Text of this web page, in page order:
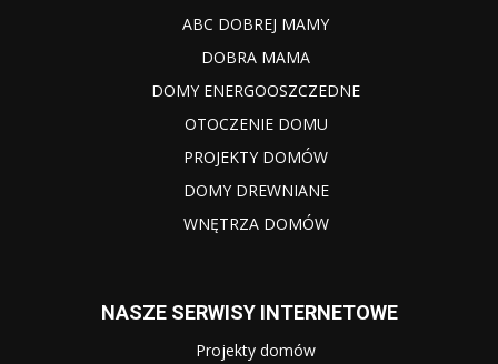
ABC DOBREJ MAMY
DOBRA MAMA
DOMY ENERGOOSZCZEDNE
OTOCZENIE DOMU
PROJEKTY DOMÓW
DOMY DREWNIANE
WNĘTRZA DOMÓW
NASZE SERWISY INTERNETOWE
Projekty domów